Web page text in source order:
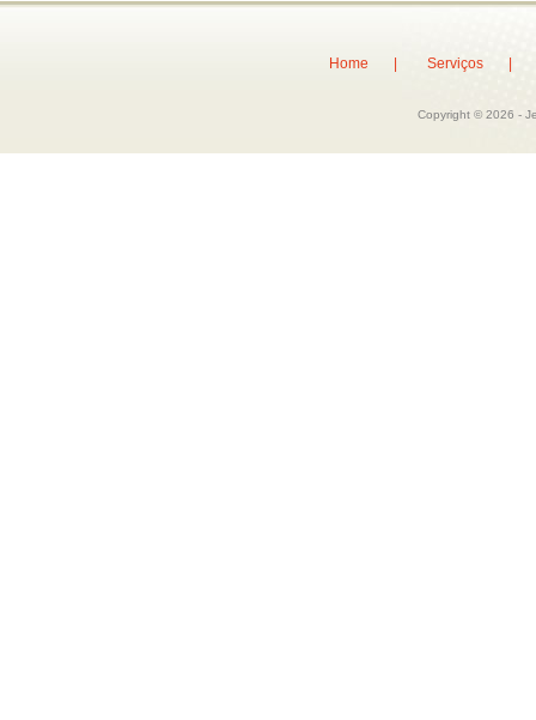
Home | Serviços |
Copyright © 2026 -